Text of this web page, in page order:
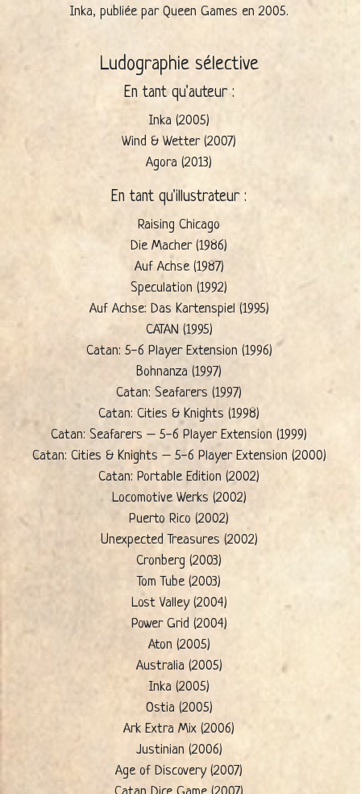
Inka, publiée par Queen Games en 2005.
Ludographie sélective
En tant qu'auteur :
Inka (2005)
Wind & Wetter (2007)
Agora (2013)
En tant qu'illustrateur :
Raising Chicago
Die Macher (1986)
Auf Achse (1987)
Speculation (1992)
Auf Achse: Das Kartenspiel (1995)
CATAN (1995)
Catan: 5-6 Player Extension (1996)
Bohnanza (1997)
Catan: Seafarers (1997)
Catan: Cities & Knights (1998)
Catan: Seafarers – 5-6 Player Extension (1999)
Catan: Cities & Knights – 5-6 Player Extension (2000)
Catan: Portable Edition (2002)
Locomotive Werks (2002)
Puerto Rico (2002)
Unexpected Treasures (2002)
Cronberg (2003)
Tom Tube (2003)
Lost Valley (2004)
Power Grid (2004)
Aton (2005)
Australia (2005)
Inka (2005)
Ostia (2005)
Ark Extra Mix (2006)
Justinian (2006)
Age of Discovery (2007)